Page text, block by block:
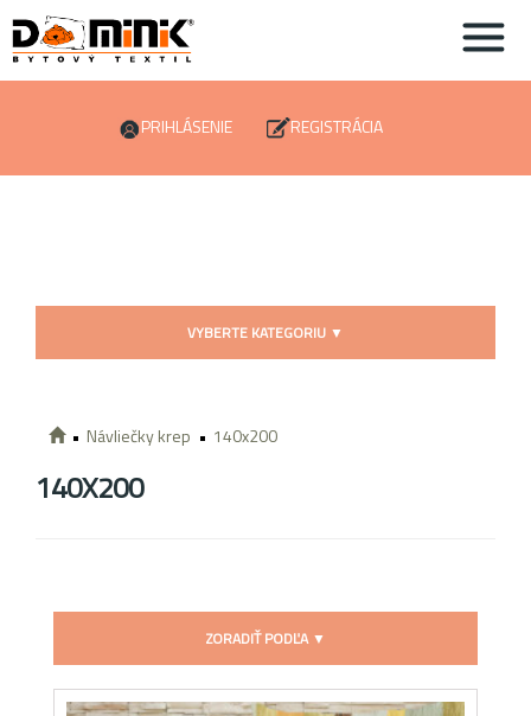
PRIHLÁSENIE REGISTRÁCIA
VYBERTE KATEGORIU ▼
Návliečky krep 140x200
140X200
ZORADIŤ PODĽA ▼